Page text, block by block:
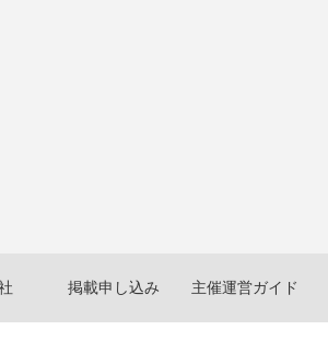
掲載申し込み 主催運営ガイド